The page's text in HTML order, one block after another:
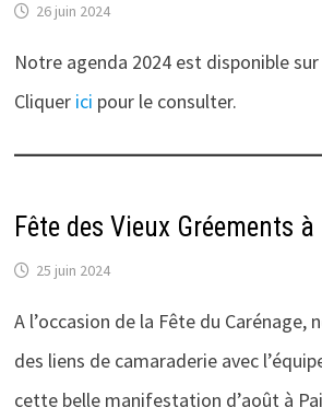
26 juin 2024
Notre agenda 2024 est disponible sur
Cliquer ici pour le consulter.
Fête des Vieux Gréements à
25 juin 2024
A l’occasion de la Fête du Carénage,
des liens de camaraderie avec
cette belle manifestation d’août à